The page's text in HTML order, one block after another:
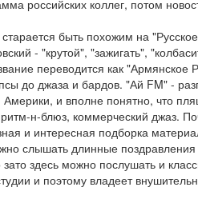
российских коллег, потом
быть похожим на
- "крутой", "зажигать",
переводится как "Армянское
до джаза и бардов. "Ай FM" -
и вполне понятно, что
н-блюз, коммерческий джаз.
и интересная подборка
слышать длинные
здесь можно послушать и
и поэтому владеет